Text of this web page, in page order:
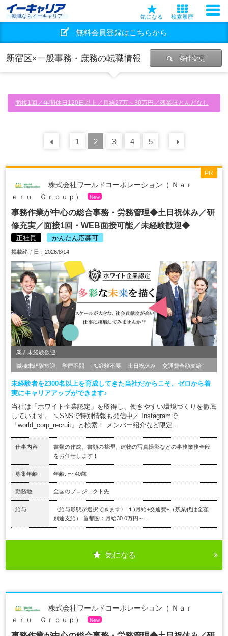
転職ならイーキャリア 気になる 検索履歴
無料会員登録はこちらから
新宿区×一般事務・庶務の転職情報 条件変更
面接1回／年間休日120日以上／月給27万～30万円／残業ほとんどなし
前の 30
1 2 3 4 5
株式会社ワールドコーポレーション（ Ｎａｒ
ｅｒｕ Ｇｒｏｕｐ）
New
事務作業が中心の総合事務・労務管理◆土日祝休み／研
修充実／面接1回・WEB面接可能／未経験歓迎◆
正社員 かんたん応募可
掲載終了日：2026/8/14
業界未経験歓迎
職種未経験歓迎 学歴不問 PC経験不要 土日祝休み 交通費全額支給
未経験者を2300名以上を育成してきた当社だからこそ、ゼロから着
実にキャリアアップができます♪
当社は「ホワイト企業認定」を取得し、働きやすい環境づくりを徹底
しています。 ＼SNSで特別情報も発信中／ Instagramで
「world_corp_recruit」と検索！ メンバー紹介など限定...
仕事内容
書類の作成、書類の整理、建物の写真撮影などの事務業務全般
をお任せします！
募集年齢 年齢: 〜 40歳
勤務地 全国のプロジェクト先
給与
〈給与形態が選択できます〉 １)月給+交通費+（残業代は全額
別途支給） 首都圏：月給30.0万円～...
気になる
PR
株式会社ワールドコーポレーション（ Ｎａｒ
ｅｒｕ Ｇｒｏｕｐ）
New